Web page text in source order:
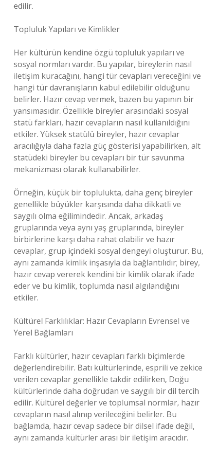
edilir.
Topluluk Yapıları ve Kimlikler
Her kültürün kendine özgü topluluk yapıları ve
sosyal normları vardır. Bu yapılar, bireylerin nasıl
iletişim kuracağını, hangi tür cevapları vereceğini ve
hangi tür davranışların kabul edilebilir olduğunu
belirler. Hazır cevap vermek, bazen bu yapının bir
yansımasıdır. Özellikle bireyler arasındaki sosyal
statü farkları, hazır cevapların nasıl kullanıldığını
etkiler. Yüksek statülü bireyler, hazır cevaplar
aracılığıyla daha fazla güç gösterisi yapabilirken, alt
statüdeki bireyler bu cevapları bir tür savunma
mekanizması olarak kullanabilirler.
Örneğin, küçük bir toplulukta, daha genç bireyler
genellikle büyükler karşısında daha dikkatli ve
saygılı olma eğilimindedir. Ancak, arkadaş
gruplarında veya aynı yaş gruplarında, bireyler
birbirlerine karşı daha rahat olabilir ve hazır
cevaplar, grup içindeki sosyal dengeyi oluşturur. Bu,
aynı zamanda kimlik inşasıyla da bağlantılıdır; birey,
hazır cevap vererek kendini bir kimlik olarak ifade
eder ve bu kimlik, toplumda nasıl algılandığını
etkiler.
Kültürel Farklılıklar: Hazır Cevapların Evrensel ve
Yerel Bağlamları
Farklı kültürler, hazır cevapları farklı biçimlerde
değerlendirebilir. Batı kültürlerinde, esprili ve zekice
verilen cevaplar genellikle takdir edilirken, Doğu
kültürlerinde daha doğrudan ve saygılı bir dil tercih
edilir. Kültürel değerler ve toplumsal normlar, hazır
cevapların nasıl alınıp verileceğini belirler. Bu
bağlamda, hazır cevap sadece bir dilsel ifade değil,
aynı zamanda kültürler arası bir iletişim aracıdır.